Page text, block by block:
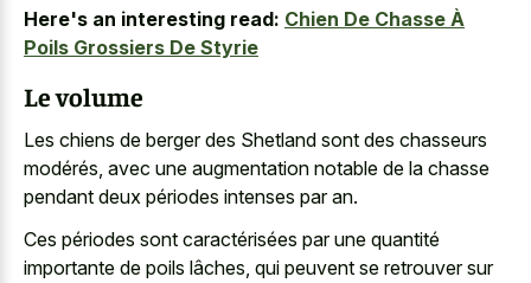
Here's an interesting read: Chien De Chasse À
Poils Grossiers De Styrie
Le volume
Les chiens de berger des Shetland sont des chasseurs
modérés, avec une augmentation notable de la chasse
pendant deux périodes intenses par an.
Ces périodes sont caractérisées par une quantité
importante de poils lâches, qui peuvent se retrouver sur